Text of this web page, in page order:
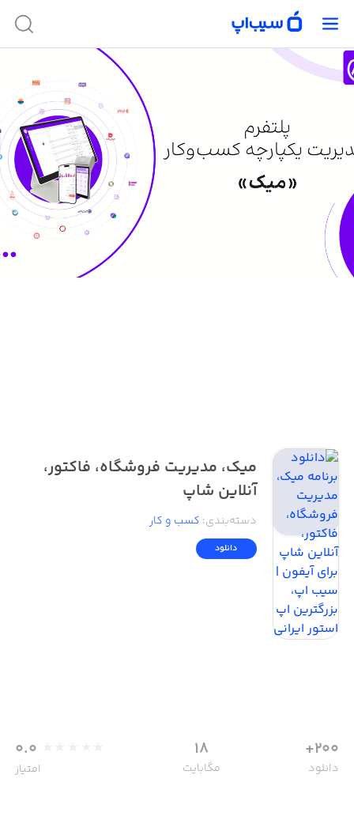
میک، مدیریت فروشگاه، فاکتور،
آنلاین شاپ
دسته‌بندی: کسب‌ و ‌کار
دانلود
200+
دانلود
18
مگابایت
0.0
امتیاز